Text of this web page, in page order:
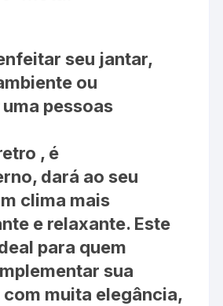
seu jantar,
ou
pessoas
, é
dará ao seu
clima mais
e relaxante. Este
para quem
sua
muita elegância,